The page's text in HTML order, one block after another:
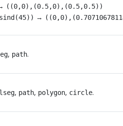
((0,0),(0.5,0),(0.5,0.5))
→
, path.
lseg, path, polygon, circle.